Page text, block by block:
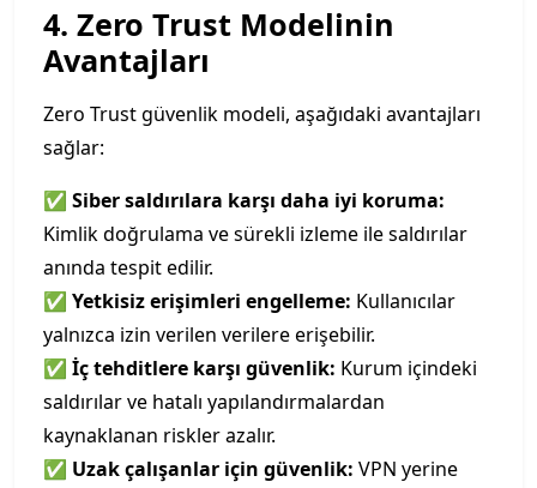
4. Zero Trust Modelinin
Avantajları
Zero Trust güvenlik modeli, aşağıdaki avantajları
sağlar:
✅ Siber saldırılara karşı daha iyi koruma:
Kimlik doğrulama ve sürekli izleme ile saldırılar
anında tespit edilir.
✅ Yetkisiz erişimleri engelleme: Kullanıcılar
yalnızca izin verilen verilere erişebilir.
✅ İç tehditlere karşı güvenlik: Kurum içindeki
saldırılar ve hatalı yapılandırmalardan
kaynaklanan riskler azalır.
✅ Uzak çalışanlar için güvenlik: VPN yerine